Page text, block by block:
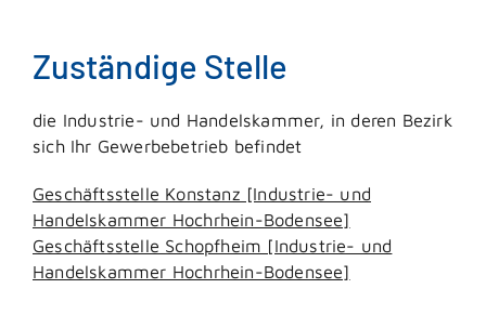
Zuständige Stelle
die Industrie- und Handelskammer, in deren Bezirk
sich Ihr Gewerbebetrieb befindet
Geschäftsstelle Konstanz [Industrie- und
Handelskammer Hochrhein-Bodensee]
Geschäftsstelle Schopfheim [Industrie- und
Handelskammer Hochrhein-Bodensee]